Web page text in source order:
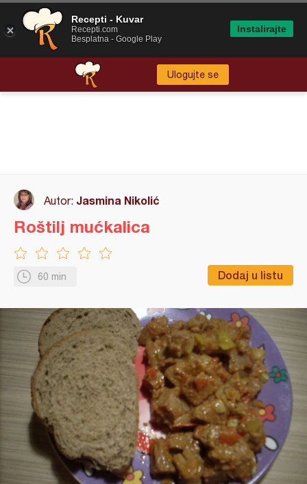
Ulogujte se
Autor: Jasmina Nikolić
60 min Dodaj u listu
Roštilj mućkalica
Recepti - Kuvar
Recepti.com
Besplatna - Google Play
Instalirajte